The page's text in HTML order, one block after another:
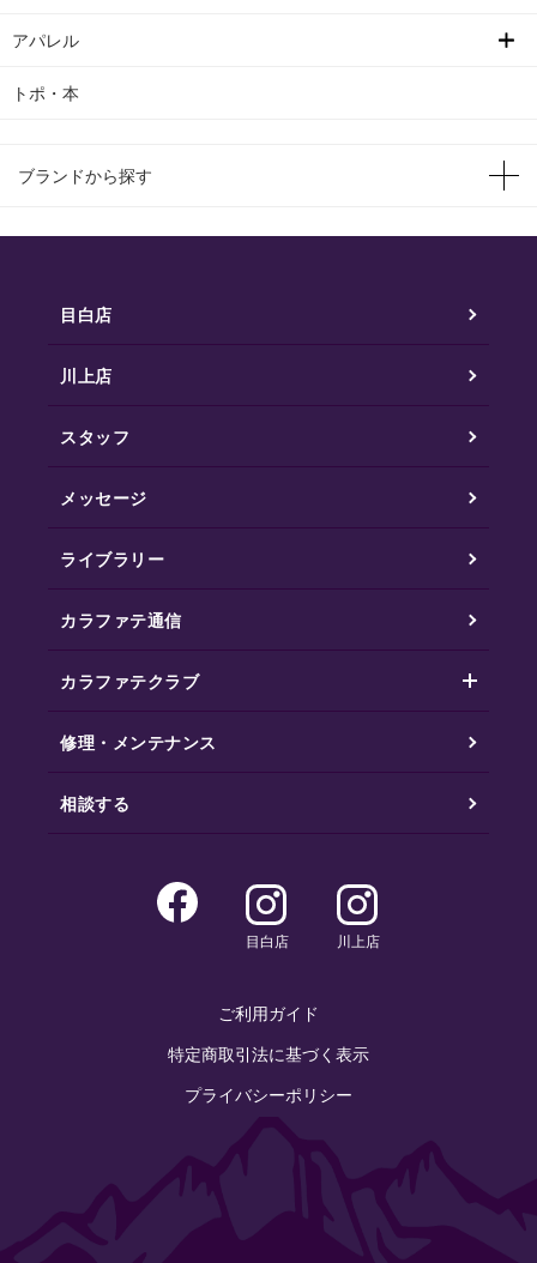
アパレル
トポ・本
ブランドから探す
目白店
川上店
スタッフ
メッセージ
ライブラリー
カラファテ通信
カラファテクラブ
修理・メンテナンス
相談する
目白店 川上店
ご利用ガイド
特定商取引法に基づく表示
プライバシーポリシー